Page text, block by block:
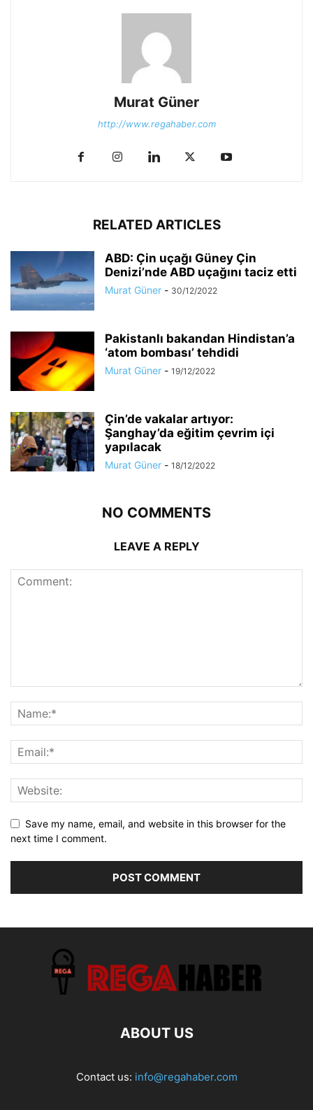
Murat Güner
http://www.regahaber.com
RELATED ARTICLES
ABD: Çin uçağı Güney Çin
Denizi’nde ABD uçağını taciz etti
Murat Güner - 30/12/2022
Pakistanlı bakandan Hindistan’a
‘atom bombası’ tehdidi
Murat Güner - 19/12/2022
Çin’de vakalar artıyor:
Şanghay’da eğitim çevrim içi
yapılacak
Murat Güner - 18/12/2022
NO COMMENTS
LEAVE A REPLY
Save my name, email, and website in this browser for the
next time I comment.
ABOUT US
Contact us: info@regahaber.com